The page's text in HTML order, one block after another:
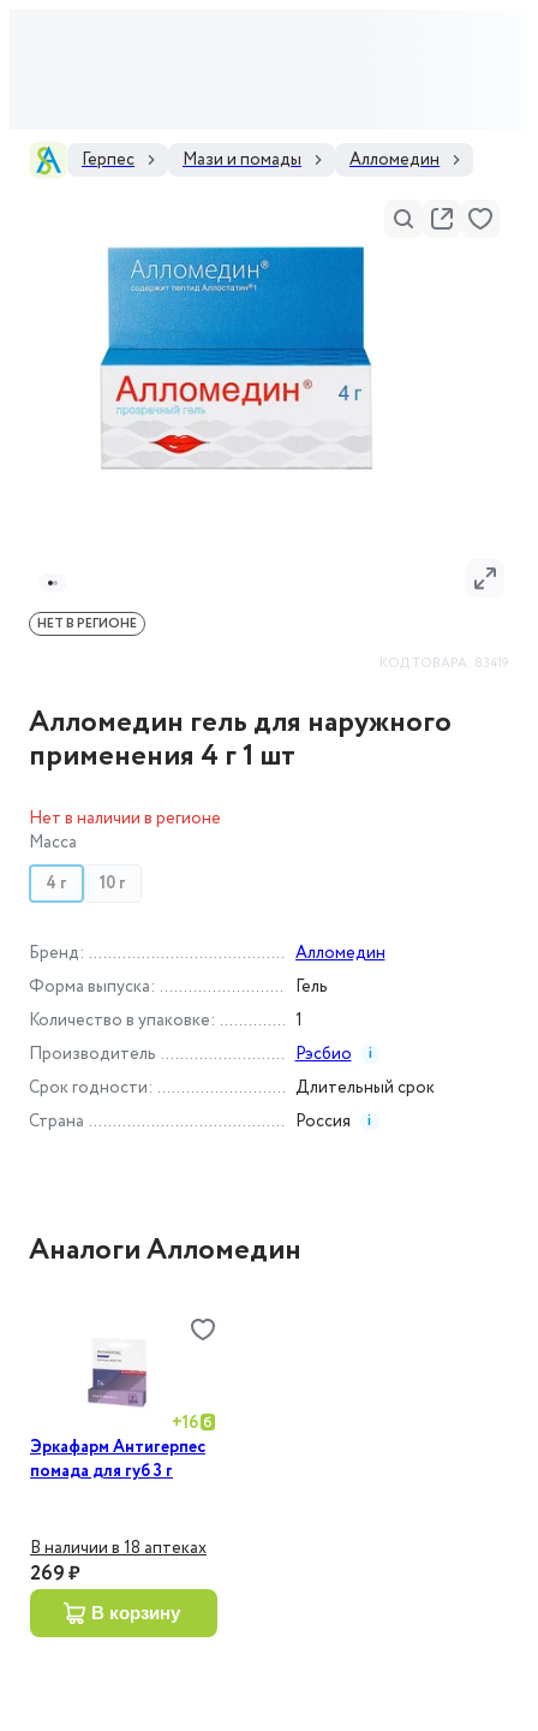
Герпес Мази и помады Алломедин
КОД ТОВАРА: 83419
Алломедин гель для наружного
применения 4 г 1 шт
НЕТ В РЕГИОНЕ
Бренд :
Алломедин
Форма выпуска :
Гель
Количество в упаковке :
1
Производитель
Рэсбио i
Срок годности :
Длительный срок
Страна
Россия i
Нет в наличии в регионе
Масса
4 г 10 г
Аналоги Алломедин
+16
Эркафарм Антигерпес
помада для губ 3 г
В наличии в 18 аптеках
269 ₽
в корзину